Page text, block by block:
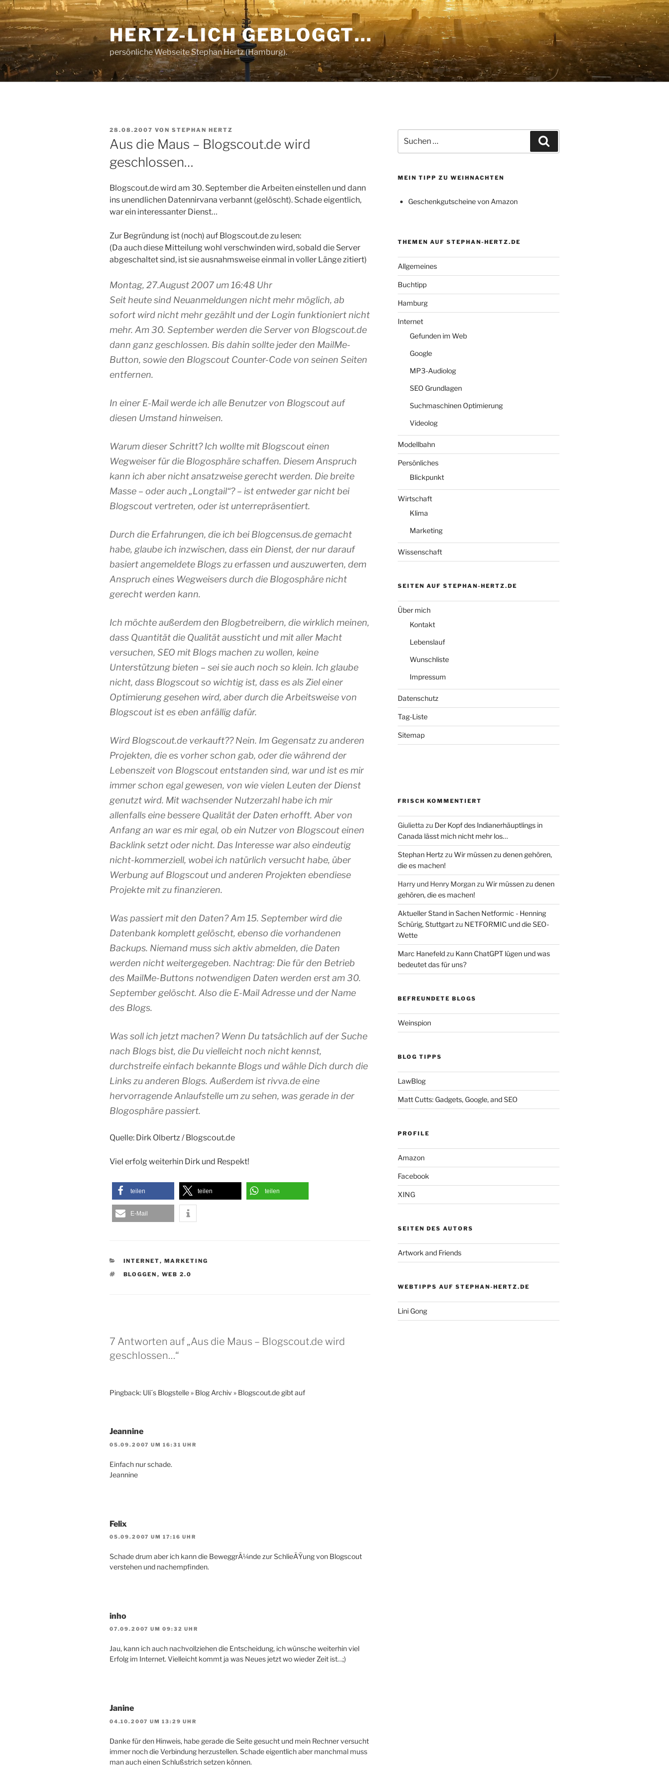
Zum
Inhalt
springen
HERTZ-LICH GEBLOGGT…
persönliche Webseite Stephan Hertz (Hamburg).
VERÖFFENTLICHT
AM
28.08.2007 VON STEPHAN HERTZ
Aus die Maus – Blogscout.de wird
geschlossen…
Blogscout.de wird am 30. September die Arbeiten einstellen und dann
ins unendlichen Datennirvana verbannt (gelöscht). Schade eigentlich,
war ein interessanter Dienst…
Zur Begründung ist (noch) auf Blogscout.de zu lesen:
(Da auch diese Mitteilung wohl verschwinden wird, sobald die Server
abgeschaltet sind, ist sie ausnahmsweise einmal in voller Länge zitiert)
Montag, 27.August 2007 um 16:48 Uhr
Seit heute sind Neuanmeldungen nicht mehr möglich, ab
sofort wird nicht mehr gezählt und der Login funktioniert nicht
mehr. Am 30. September werden die Server von Blogscout.de
dann ganz geschlossen. Bis dahin sollte jeder den MailMe-
Button, sowie den Blogscout Counter-Code von seinen Seiten
entfernen.
In einer E-Mail werde ich alle Benutzer von Blogscout auf
diesen Umstand hinweisen.
Warum dieser Schritt? Ich wollte mit Blogscout einen
Wegweiser für die Blogosphäre schaffen. Diesem Anspruch
kann ich aber nicht ansatzweise gerecht werden. Die breite
Masse – oder auch „Longtail“? – ist entweder gar nicht bei
Blogscout vertreten, oder ist unterrepräsentiert.
Durch die Erfahrungen, die ich bei Blogcensus.de gemacht
habe, glaube ich inzwischen, dass ein Dienst, der nur darauf
basiert angemeldete Blogs zu erfassen und auszuwerten, dem
Anspruch eines Wegweisers durch die Blogosphäre nicht
gerecht werden kann.
Ich möchte außerdem den Blogbetreibern, die wirklich meinen,
dass Quantität die Qualität aussticht und mit aller Macht
versuchen, SEO mit Blogs machen zu wollen, keine
Unterstützung bieten – sei sie auch noch so klein. Ich glaube
nicht, dass Blogscout so wichtig ist, dass es als Ziel einer
Optimierung gesehen wird, aber durch die Arbeitsweise von
Blogscout ist es eben anfällig dafür.
Wird Blogscout.de verkauft?? Nein. Im Gegensatz zu anderen
Projekten, die es vorher schon gab, oder die während der
Lebenszeit von Blogscout entstanden sind, war und ist es mir
immer schon egal gewesen, von wie vielen Leuten der Dienst
genutzt wird. Mit wachsender Nutzerzahl habe ich mir
allenfalls eine bessere Qualität der Daten erhofft. Aber von
Anfang an war es mir egal, ob ein Nutzer von Blogscout einen
Backlink setzt oder nicht. Das Interesse war also eindeutig
nicht-kommerziell, wobei ich natürlich versucht habe, über
Werbung auf Blogscout und anderen Projekten ebendiese
Projekte mit zu finanzieren.
Was passiert mit den Daten? Am 15. September wird die
Datenbank komplett gelöscht, ebenso die vorhandenen
Backups. Niemand muss sich aktiv abmelden, die Daten
werden nicht weitergegeben. Nachtrag: Die für den Betrieb
des MailMe-Buttons notwendigen Daten werden erst am 30.
September gelöscht. Also die E-Mail Adresse und der Name
des Blogs.
Was soll ich jetzt machen? Wenn Du tatsächlich auf der Suche
nach Blogs bist, die Du vielleicht noch nicht kennst,
durchstreife einfach bekannte Blogs und wähle Dich durch die
Links zu anderen Blogs. Außerdem ist rivva.de eine
hervorragende Anlaufstelle um zu sehen, was gerade in der
Blogosphäre passiert.
Quelle: Dirk Olbertz / Blogscout.de
Viel erfolg weiterhin Dirk und Respekt!
teilen teilen teilen
E-Mail
KATEGORIEN
INTERNET, MARKETING
SCHLAGWÖRTER
BLOGGEN , WEB 2.0
7 Antworten auf „Aus die Maus – Blogscout.de wird
geschlossen…“
Pingback: Uli´s Blogstelle » Blog Archiv » Blogscout.de gibt auf
Jeannine
05.09.2007 UM 16:31 UHR
Einfach nur schade.
Jeannine
Felix
05.09.2007 UM 17:16 UHR
Schade drum aber ich kann die BeweggrÃ¼nde zur SchlieÃŸung von Blogscout
verstehen und nachempfinden.
inho
07.09.2007 UM 09:32 UHR
Jau, kann ich auch nachvollziehen die Entscheidung, ich wünsche weiterhin viel
Erfolg im Internet. Vielleicht kommt ja was Neues jetzt wo wieder Zeit ist…;)
Janine
04.10.2007 UM 13:29 UHR
Danke für den Hinweis, habe gerade die Seite gesucht und mein Rechner versucht
immer noch die Verbindung herzustellen. Schade eigentlich aber manchmal muss
man auch einen Schlußstrich setzen können.
nach:
MEIN TIPP ZU WEIHNACHTEN
Geschenkgutscheine von Amazon
THEMEN AUF STEPHAN-HERTZ.DE
Allgemeines
Buchtipp
Hamburg
Internet
Gefunden im Web
Google
MP3-Audiolog
SEO Grundlagen
Suchmaschinen Optimierung
Videolog
Modellbahn
Persönliches
Blickpunkt
Wirtschaft
Klima
Marketing
Wissenschaft
SEITEN AUF STEPHAN-HERTZ.DE
Über mich
Kontakt
Lebenslauf
Wunschliste
Impressum
Datenschutz
Tag-Liste
Sitemap
FRISCH KOMMENTIERT
Giulietta zu Der Kopf des Indianerhäuptlings in
Canada lässt mich nicht mehr los…
Stephan Hertz zu Wir müssen zu denen gehören,
die es machen!
Harry und Henry Morganzu Wir müssen zu denen
gehören, die es machen!
Aktueller Stand in Sachen Netformic - Henning
Schürig, Stuttgartzu NETFORMIC und die SEO-
Wette
Marc Hanefeldzu Kann ChatGPT lügen und was
bedeutet das für uns?
BEFREUNDETE BLOGS
Weinspion
BLOG TIPPS
LawBlog
Matt Cutts: Gadgets, Google, and SEO
PROFILE
Amazon
Facebook
XING
SEITEN DES AUTORS
Artwork and Friends
WEBTIPPS AUF STEPHAN-HERTZ.DE
Lini Gong